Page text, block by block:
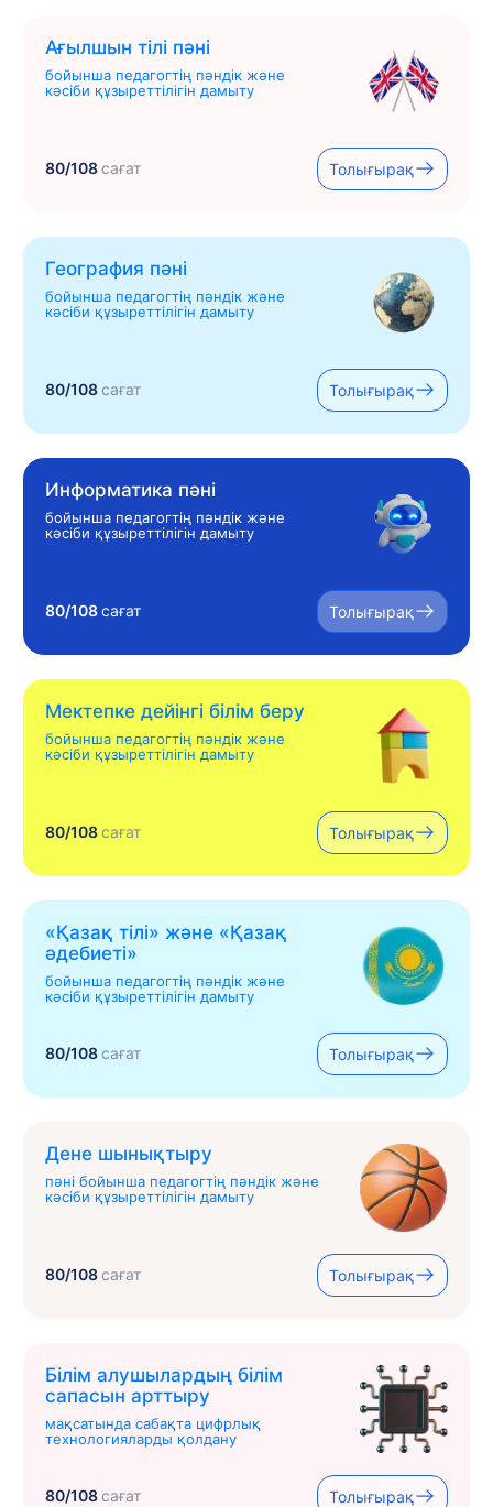
Ағылшын тілі пәні
бойынша педагогтің пәндік және
кәсіби құзыреттілігін дамыту
80/108сағат Толығырақ
География пәні
бойынша педагогтің пәндік және
кәсіби құзыреттілігін дамыту
80/108сағат Толығырақ
Информатика пәні
бойынша педагогтің пәндік және
кәсіби құзыреттілігін дамыту
80/108сағат Толығырақ
Мектепке дейінгі білім беру
бойынша педагогтің пәндік және
кәсіби құзыреттілігін дамыту
80/108сағат Толығырақ
«Қазақ тілі» жəне «Қазақ
əдебиеті»
бойынша педагогтің пәндік және
кәсіби құзыреттілігін дамыту
80/108сағат Толығырақ
Дене шынықтыру
пәні бойынша педагогтің пәндік және
кәсіби құзыреттілігін дамыту
80/108сағат Толығырақ
Білім алушылардың білім
сапасын арттыру
мақсатында сабақта цифрлық
технологияларды қолдану
80/108сағат Толығырақ